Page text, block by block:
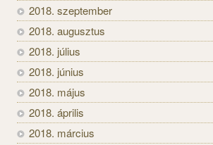
2018. szeptember
2018. augusztus
2018. július
2018. június
2018. május
2018. április
2018. március